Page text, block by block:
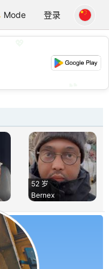
Mode 登录
52 岁
Bernex